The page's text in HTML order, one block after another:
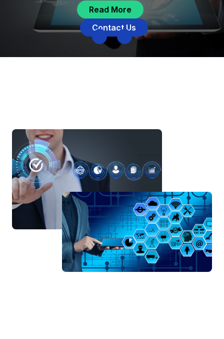
Read More
Contact Us